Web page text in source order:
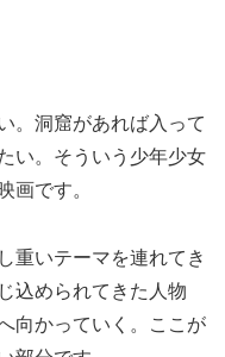
。洞窟があれば入って
い。そういう少年少女
画です。
重いテーマを連れてき
込められてきた人物
向かっていく。ここが